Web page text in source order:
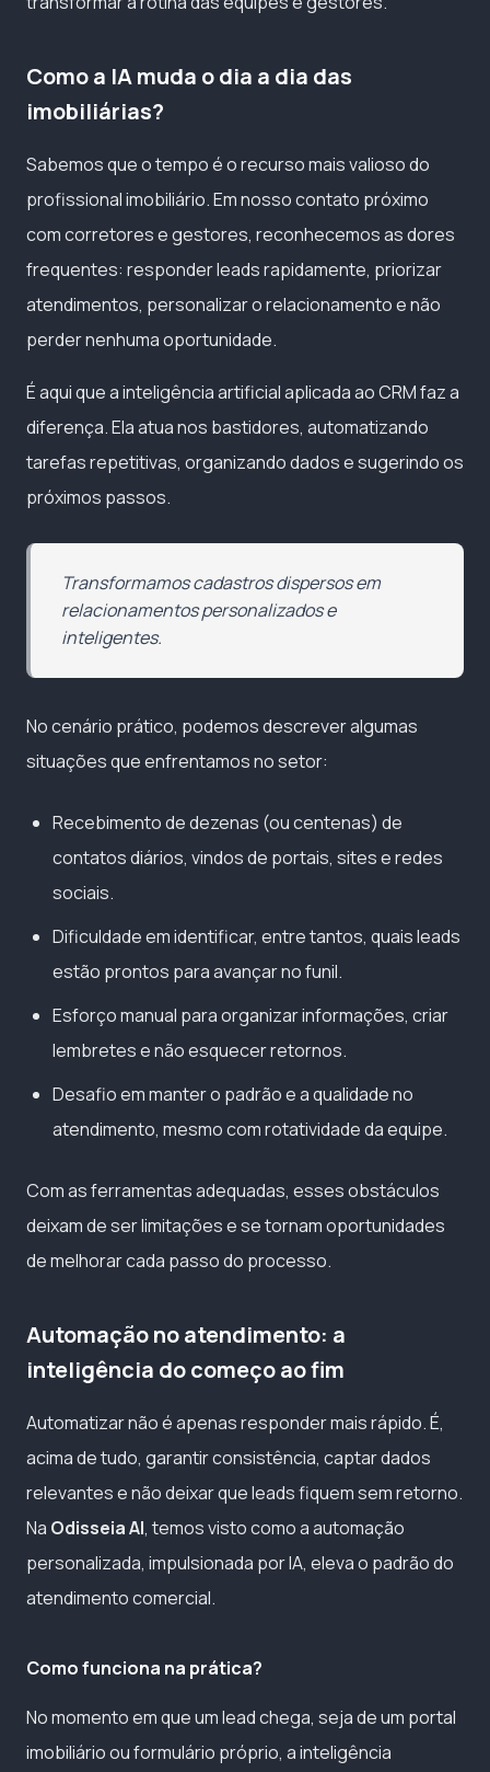
Como a IA muda o dia a dia das
imobiliárias?
Sabemos que o tempo é o recurso mais valioso do
profissional imobiliário. Em nosso contato próximo
com corretores e gestores, reconhecemos as dores
frequentes: responder leads rapidamente, priorizar
atendimentos, personalizar o relacionamento e não
perder nenhuma oportunidade.
É aqui que a inteligência artificial aplicada ao CRM faz a
diferença. Ela atua nos bastidores, automatizando
tarefas repetitivas, organizando dados e sugerindo os
próximos passos.
Transformamos cadastros dispersos em
relacionamentos personalizados e
inteligentes.
No cenário prático, podemos descrever algumas
situações que enfrentamos no setor:
Recebimento de dezenas (ou centenas) de
contatos diários, vindos de portais, sites e redes
sociais.
Dificuldade em identificar, entre tantos, quais leads
estão prontos para avançar no funil.
Esforço manual para organizar informações, criar
lembretes e não esquecer retornos.
Desafio em manter o padrão e a qualidade no
atendimento, mesmo com rotatividade da equipe.
Com as ferramentas adequadas, esses obstáculos
deixam de ser limitações e se tornam oportunidades
de melhorar cada passo do processo.
Automação no atendimento: a
inteligência do começo ao fim
Automatizar não é apenas responder mais rápido. É,
acima de tudo, garantir consistência, captar dados
relevantes e não deixar que leads fiquem sem retorno.
Na Odisseia AI, temos visto como a automação
personalizada, impulsionada por IA, eleva o padrão do
atendimento comercial.
Como funciona na prática?
No momento em que um lead chega, seja de um portal
imobiliário ou formulário próprio, a inteligência